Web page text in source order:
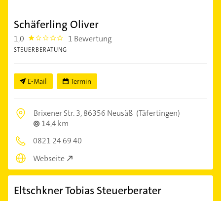
Schäferling Oliver
1,0 1.0 1 Bewertung
STEUERBERATUNG
E-Mail Termin
Brixener Str. 3,86356 Neusäß (Täfertingen)
14,4 km
0821 24 69 40
Webseite
Eltschkner Tobias Steuerberater